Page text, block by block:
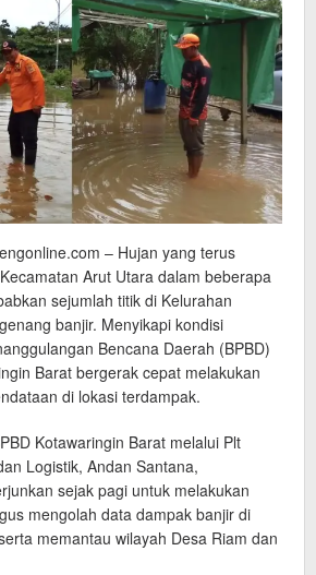
– Hujan yang terus
Arut Utara dalam beberapa
sejumlah titik di Kelurahan
banjir. Menyikapi kondisi
Bencana Daerah (BPBD)
Barat bergerak cepat melakukan
di lokasi terdampak.
Kotawaringin Barat melalui Plt
Logistik, Andan Santana,
sejak pagi untuk melakukan
mengolah data dampak banjir di
memantau wilayah Desa Riam dan